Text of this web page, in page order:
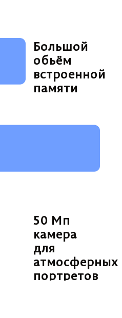
Большой
обьём
встроенной
памяти
50 Мп
камера
для
атмосферных
портретов